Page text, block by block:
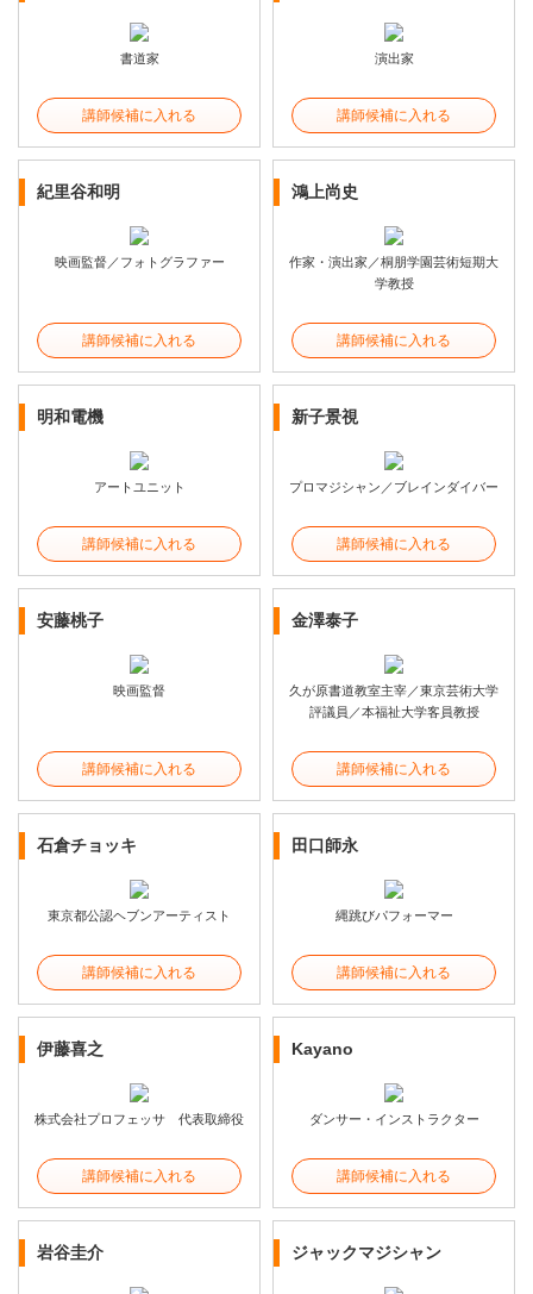
書道家
講師候補に入れる
演出家
講師候補に入れる
紀里谷和明
映画監督／フォトグラファー
講師候補に入れる
鴻上尚史
作家・演出家／桐朋学園芸術短期大
学教授
講師候補に入れる
明和電機
アートユニット
講師候補に入れる
新子景視
プロマジシャン／ブレインダイバー
講師候補に入れる
安藤桃子
映画監督
講師候補に入れる
金澤泰子
久が原書道教室主宰／東京芸術大学
評議員／本福祉大学客員教授
講師候補に入れる
石倉チョッキ
東京都公認ヘブンアーティスト
講師候補に入れる
田口師永
縄跳びパフォーマー
講師候補に入れる
伊藤喜之
株式会社プロフェッサ 代表取締役
講師候補に入れる
Kayano
ダンサー・インストラクター
講師候補に入れる
岩谷圭介 ジャックマジシャン